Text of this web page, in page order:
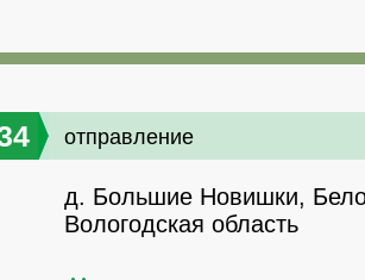
отправление
д. Большие Новишки,
Вологодская область